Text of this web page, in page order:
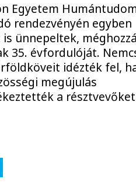
Egyetem
rendezvényén egyben
ünnepeltek,
35. évfordulóját.
idézték fel,
megújulás
a